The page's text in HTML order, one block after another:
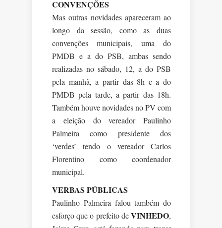
CONVENÇÕES
Mas outras novidades apareceram ao
longo da sessão, como as duas
convenções municipais, uma do
PMDB e a do PSB, ambas sendo
realizadas no sábado, 12, a do PSB
pela manhã, a partir das 8h e a do
PMDB pela tarde, a partir das 18h.
Também houve novidades no PV com
a eleição do vereador Paulinho
Palmeira como presidente dos
‘verdes’ tendo o vereador Carlos
Florentino como coordenador
municipal.
VERBAS PÚBLICAS
Paulinho Palmeira falou também do
esforço que o prefeito deVINHEDO,